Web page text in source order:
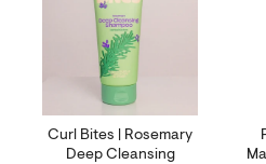
Curl Bites | Rosemary
Deep Cleansing